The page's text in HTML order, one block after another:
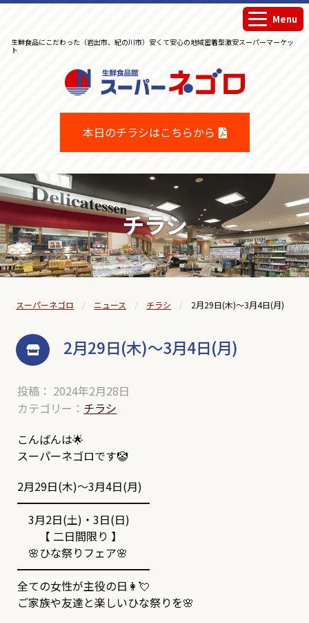
生鮮食品にこだわった（岩出市、紀の川市）安くて安心の地域密着型激安スーパーマーケッ
ト
本日のチラシはこちらから
Menu
チラシ
スーパーネゴロ ニュース チラシ 2月29日(木)～3月4日(月)
2月29日(木)～3月4日(月)
投稿： 2024年2月28日
カテゴリー： チラシ
こんばんは🌟
スーパーネゴロです🤡
2月29日(木)～3月4日(月)
━━━━━━━━━━━━
3月2日(土)・3日(日)
【 二日間限り 】
🌸ひな祭りフェア🌸
━━━━━━━━━━━━
全ての女性が主役の日👩💘
ご家族や友達と楽しいひな祭りを🌸